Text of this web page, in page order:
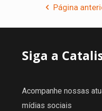
Página
Siga a
Acompanhe nossas
mídias sociais